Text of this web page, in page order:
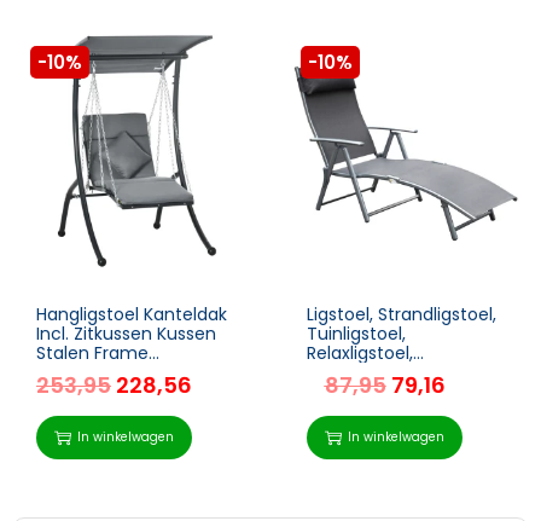
-10%
Hangligstoel Kanteldak
Incl. Zitkussen Kussen
Stalen Frame
Donkergrijs 108 X 145 X
169 Cm
253,95 228,56
In winkelwagen
-10%
Ligstoel, Strandligstoel,
Tuinligstoel,
Relaxligstoel,
Opvouwbaar Met
Kussens Strand Metaal
+ Stof Grijs 137 X 63,5 X
100,5 Cm
87,95 79,16
In winkelwagen